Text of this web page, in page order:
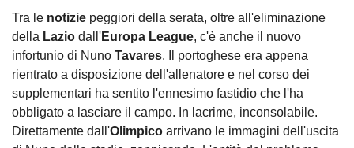
Tra le notizie peggiori della serata, oltre all'eliminazione
della Lazio dall'Europa League, c'è anche il nuovo
infortunio di Nuno Tavares. Il portoghese era appena
rientrato a disposizione dell'allenatore e nel corso dei
supplementari ha sentito l'ennesimo fastidio che l'ha
obbligato a lasciare il campo. In lacrime, inconsolabile.
Direttamente dall'Olimpico arrivano le immagini dell'uscita